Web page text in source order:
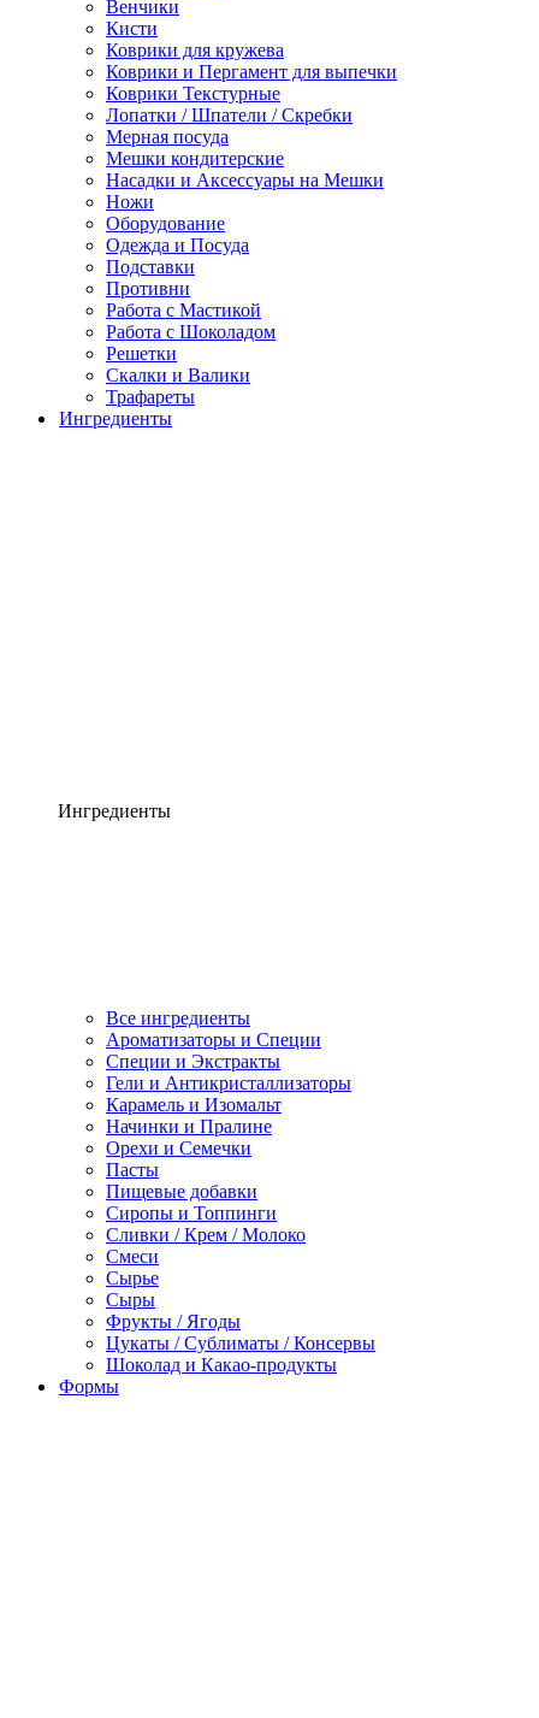
Венчики
Кисти
Коврики для кружева
Коврики и Пергамент для выпечки
Коврики Текстурные
Лопатки / Шпатели / Скребки
Мерная посуда
Мешки кондитерские
Насадки и Аксессуары на Мешки
Ножи
Оборудование
Одежда и Посуда
Подставки
Противни
Работа с Мастикой
Работа с Шоколадом
Решетки
Скалки и Валики
Трафареты
Ингредиенты
Ингредиенты
Все ингредиенты
Ароматизаторы и Специи
Специи и Экстракты
Гели и Антикристаллизаторы
Карамель и Изомальт
Начинки и Пралине
Орехи и Семечки
Пасты
Пищевые добавки
Сиропы и Топпинги
Сливки / Крем / Молоко
Смеси
Сырье
Сыры
Фрукты / Ягоды
Цукаты / Сублиматы / Консервы
Шоколад и Какао-продукты
Формы